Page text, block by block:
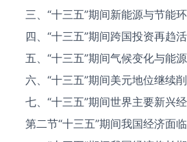
三、“十三五”期间新能源与节能
四、“十三五”期间跨国投资再趋
五、“十三五”期间气候变化与能
六、“十三五”期间美元地位继续
七、“十三五”期间世界主要新兴
第二节“十三五”期间我国经济面